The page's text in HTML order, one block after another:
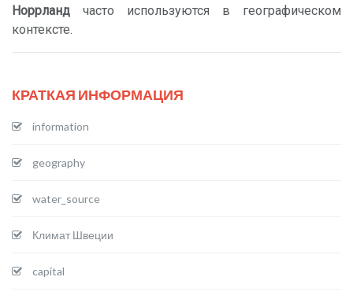
Норрланд часто используются в географическом
контексте.
КРАТКАЯ ИНФОРМАЦИЯ
information
geography
water_source
Климат Швеции
capital